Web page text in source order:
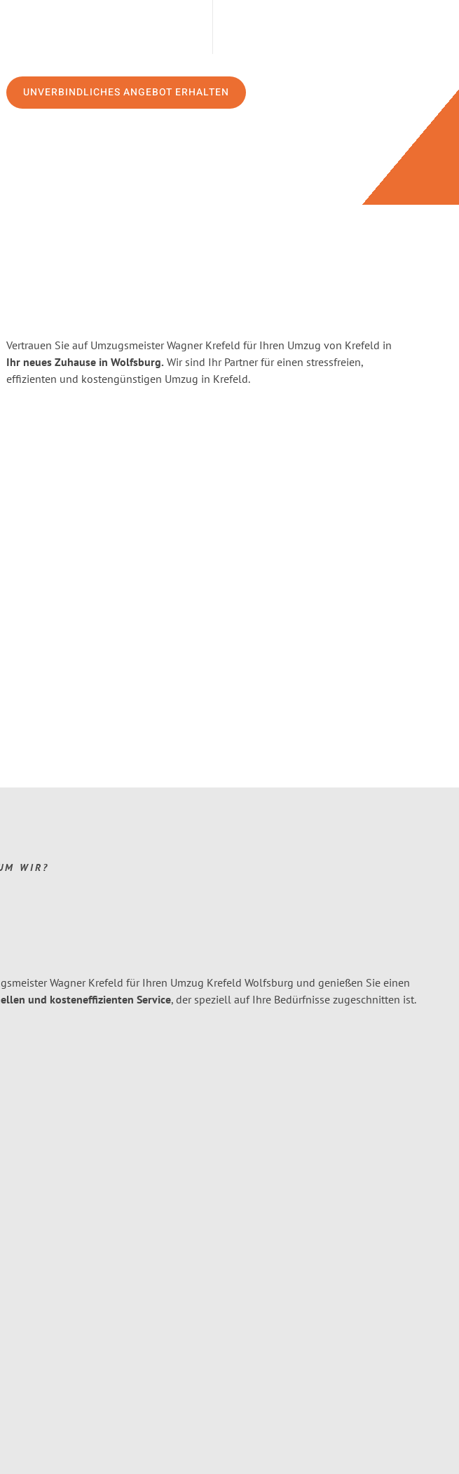
UNVERBINDLICHES ANGEBOT ERHALTEN
Vertrauen Sie auf Umzugsmeister Wagner Krefeld für Ihren Umzug von Krefeld in
Ihr neues Zuhause in Wolfsburg. Wir sind Ihr Partner für einen stressfreien,
effizienten und kostengünstigen Umzug in Krefeld.
WIR?
Wagner Krefeld für Ihren Umzug Krefeld Wolfsburg und genießen Sie einen
und kosteneffizienten Service, der speziell auf Ihre Bedürfnisse zugeschnitten ist.